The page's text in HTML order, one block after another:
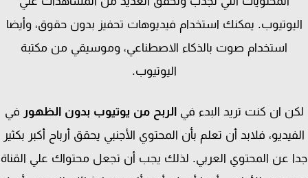
يمكنك استخدام فيديوهات تحفيز بدون حقوق، وأيضا
استخدام صوت بالذكاء الاصطناعي، وموسيقي من مكتبة
اليوتيوب.
ان كنت تريد البدء فيالربح من يوتيوب بدون الظهورفي
فلابد أن تعلم بأن المحتوي الأجنبي يحقق أرباح أكبر بكثير
عن المحتوي العربي. لذلك يجب أن تجعل محتواك علي القناة